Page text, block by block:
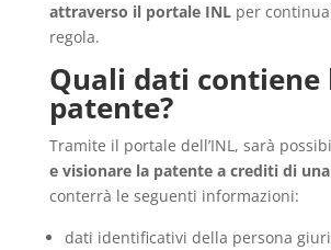
attraverso il portale INLper
regola.
Quali dati contiene
patente?
Tramite il portale dell’INL, sarà
e visionare la patente a crediti di
conterrà le seguenti informazioni:
dati identificativi della persona